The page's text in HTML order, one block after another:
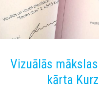
Vizuālās
kārta